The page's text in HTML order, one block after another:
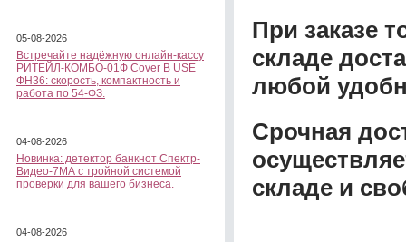
05-08-2026
Встречайте надёжную онлайн-кассу
РИТЕЙЛ-КОМБО-01Ф Cover B USE
ФН36: скорость, компактность и
работа по 54-ФЗ.
04-08-2026
Новинка: детектор банкнот Спектр-
Видео-7МА с тройной системой
проверки для вашего бизнеса.
04-08-2026
При заказе
складе
любой
Срочная
складе и